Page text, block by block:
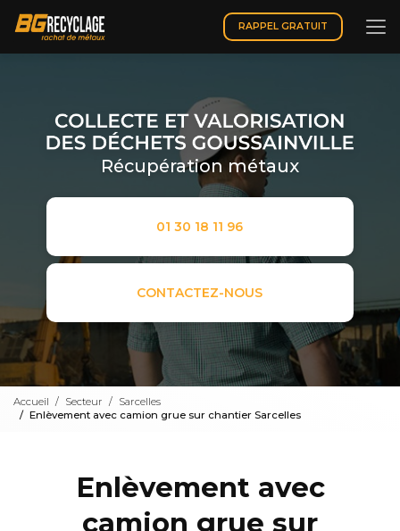
contenu
principal
RAPPEL GRATUIT
Récupération métaux
01 30 18 11 96
CONTACTEZ-NOUS
Accueil Secteur
Sarcelles
Enlèvement avec camion grue sur chantier Sarcelles
Enlèvement avec
camion grue sur